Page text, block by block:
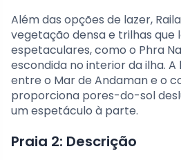
Além das opções de lazer,
vegetação densa e trilhas que
espetaculares, como o Phra
escondida no interior da ilha. A
entre o Mar de Andaman e o
proporciona pores-do-sol
um espetáculo à parte.
Praia 2: Descrição